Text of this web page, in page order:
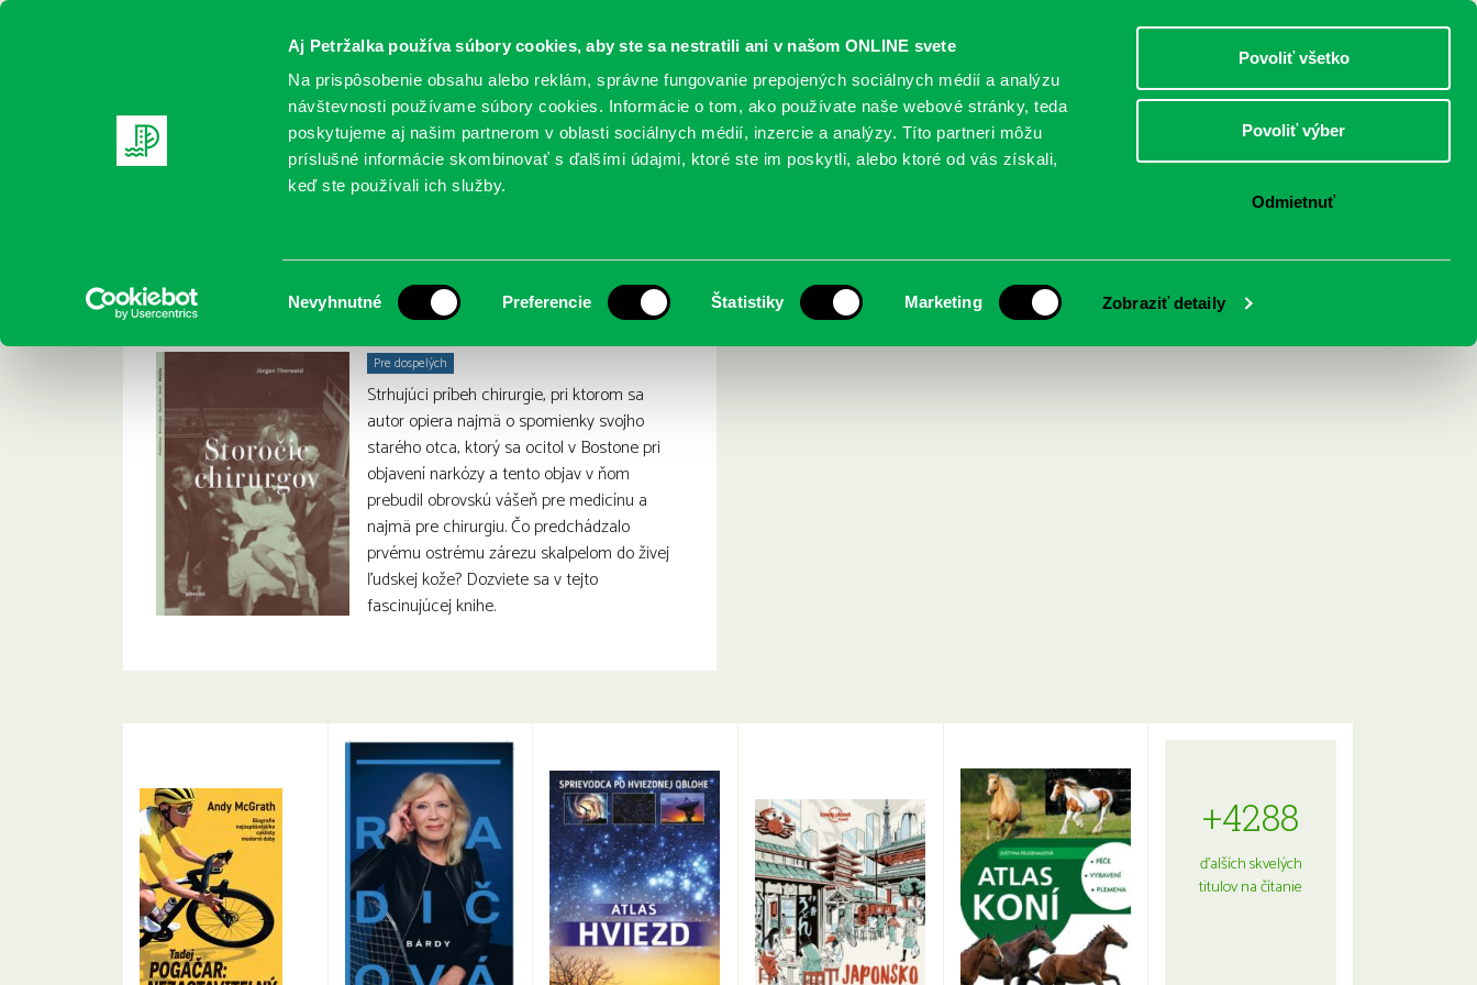
Aj Petržalka používa súbory cookies, aby ste sa nestratili ani v našom ONLINE svete
Na prispôsobenie obsahu alebo reklám, správne fungovanie prepojených sociálnych médií a analýzu
návštevnosti používame súbory cookies. Informácie o tom, ako používate naše webové stránky, teda
poskytujeme aj našim partnerom v oblasti sociálnych médií, inzercie a analýzy. Títo partneri môžu
príslušné informácie skombinovať s ďalšími údajmi, ktoré ste im poskytli, alebo ktoré od vás získali,
keď ste používali ich služby.
súhlasu
Nevyhnutné Preferencie Štatistiky Marketing Zobraziť detaily
Povoliť všetko
Povoliť výber
Odmietnuť
DOSPELÍ
REGISTRUJTE SA ONLINE KATALÓGY SLUŽBY PODUJATIA POBOČKY O KNIŽNICI
Jürgen Thorwald: Storočie chirurgov
Pre dospelých
Strhujúci príbeh chirurgie, pri ktorom sa
autor opiera najmä o spomienky svojho
starého otca, ktorý sa ocitol v Bostone pri
objavení narkózy a tento objav v ňom
prebudil obrovskú vášeň pre medicínu a
najmä pre chirurgiu. Čo predchádzalo
prvému ostrému zárezu skalpelom do živej
ľudskej kože? Dozviete sa v tejto
fascinujúcej knihe.
+4288
ďalších skvelých
titulov na čítanie